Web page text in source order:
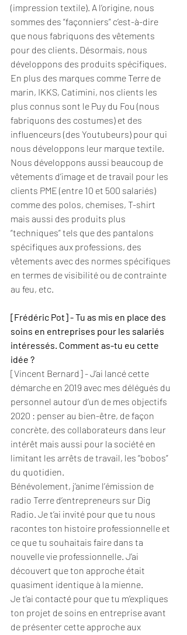
(impression textile). A l’origine, nous
sommes des “façonniers” c’est-à-dire
que nous fabriquons des vêtements
pour des clients. Désormais, nous
développons des produits spécifiques.
En plus des marques comme Terre de
marin, IKKS, Catimini, nos clients les
plus connus sont le Puy du Fou (nous
fabriquons des costumes) et des
influenceurs (des Youtubeurs) pour qui
nous développons leur marque textile.
Nous développons aussi beaucoup de
vêtements d’image et de travail pour les
clients PME (entre 10 et 500 salariés)
comme des polos, chemises, T-shirt
mais aussi des produits plus
“techniques” tels que des pantalons
spécifiques aux professions, des
vêtements avec des normes spécifiques
en termes de visibilité ou de contrainte
au feu, etc.
[Frédéric Pot] - Tu as mis en place des
soins en entreprises pour les salariés
intéressés. Comment as-tu eu cette
idée ?
[Vincent Bernard] - J’ai lancé cette
démarche en 2019 avec mes délégués du
personnel autour d’un de mes objectifs
2020 : penser au bien-être, de façon
concrète, des collaborateurs dans leur
intérêt mais aussi pour la société en
limitant les arrêts de travail, les “bobos”
du quotidien.
Bénévolement, j’anime l’émission de
radio Terre d’entrepreneurs sur Dig
Radio. Je t’ai invité pour que tu nous
racontes ton histoire professionnelle et
ce que tu souhaitais faire dans ta
nouvelle vie professionnelle. J’ai
découvert que ton approche était
quasiment identique à la mienne.
Je t’ai contacté pour que tu m’expliques
ton projet de soins en entreprise avant
de présenter cette approche aux